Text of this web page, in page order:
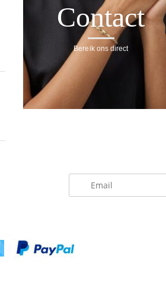
Contact
Bereik ons direct